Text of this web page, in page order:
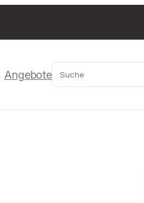
Angebote Suchen